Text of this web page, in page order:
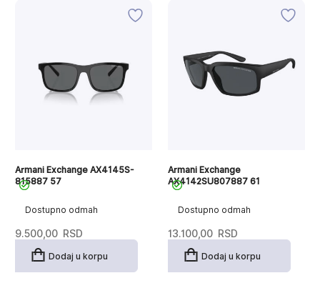
Dostupno odmah
Armani Exchange AX4145S-
815887 57
9.500,00 RSD
Dodaj u korpu
Dostupno odmah
Armani Exchange
AX4142SU807887 61
13.100,00 RSD
Dodaj u korpu